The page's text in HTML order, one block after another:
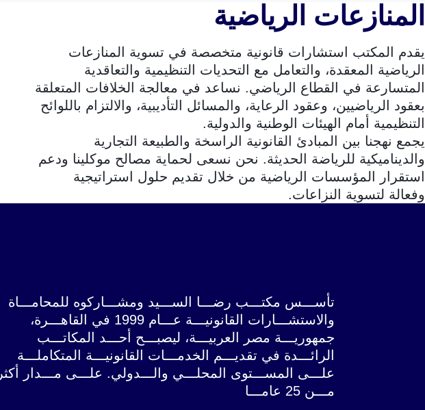
المنازعات الرياضية
يقدم المكتب استشارات قانونية متخصصة في تسوية المنازعات
الرياضية المعقدة، والتعامل مع التحديات التنظيمية والتعاقدية
المتسارعة في القطاع الرياضي. نساعد في معالجة الخلافات المتعلقة
بعقود الرياضيين، وعقود الرعاية، والمسائل التأديبية، والالتزام باللوائح
التنظيمية أمام الهيئات الوطنية والدولية.
يجمع نهجنا بين المبادئ القانونية الراسخة والطبيعة التجارية
والديناميكية للرياضة الحديثة. نحن نسعى لحماية مصالح موكلينا ودعم
استقرار المؤسسات الرياضية من خلال تقديم حلول استراتيجية
وفعالة لتسوية النزاعات.
تأســـس مكتـــب رضـــا الســـيد ومشـــاركوه للمحامـــاة
والاستشـــارات القانونيـــة عـــام 1999 في القاهـــرة،
جمهوريـــة مصر العربيـــة، ليصبـــح أحـــد المكاتـــب
الرائـــدة في تقديـــم الخدمـــات القانونيـــة المتكاملـــة
علـــى المســـتوى المحلـــي والـــدولي. علـــى مـــدار أكثر
مـــن 25 عامـــا